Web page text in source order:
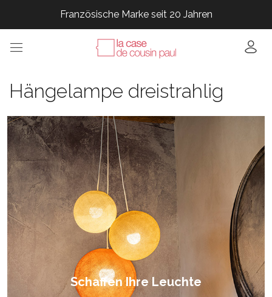
Französische Marke seit 20 Jahren
Französische Marke seit 20 Jahren
Hängelampe dreistrahlig
Schaffen Ihre Leuchte